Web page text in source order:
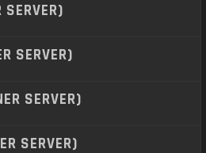
SERVER)
SERVER)
SERVER)
SERVER)